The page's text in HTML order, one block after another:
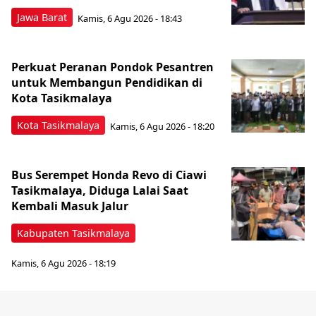
Jawa Barat Kamis, 6 Agu 2026 - 18:43
Kota Tasikmalaya
Perkuat Peranan Pondok Pesantren
untuk Membangun Pendidikan di
Kota Tasikmalaya ‎
Kamis, 6 Agu 2026 - 18:20
Kabupaten Tasikmalaya
Bus Serempet Honda Revo di Ciawi
Tasikmalaya, Diduga Lalai Saat
Kembali Masuk Jalur
Kamis, 6 Agu 2026 - 18:19